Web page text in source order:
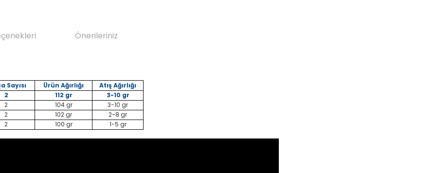
Önerileriniz
Sayısı Ürün Ağırlığı
Atış Ağırlığı
2
112 gr
3-10 gr
2
104 gr
3-10 gr
2
102 gr
2-8 gr
2
100 gr 1-5 gr